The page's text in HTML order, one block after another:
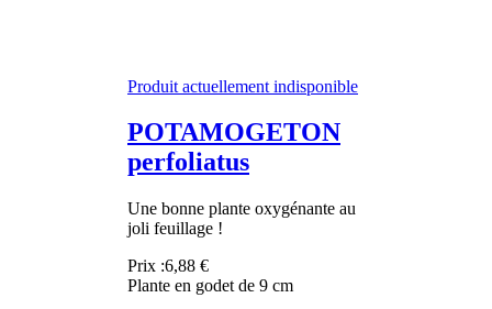
Produit actuellement indisponible
POTAMOGETON
perfoliatus
Une bonne plante oxygénante au
joli feuillage !
Prix :6,88 €
Plante en godet de 9 cm